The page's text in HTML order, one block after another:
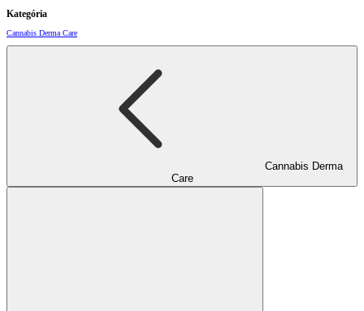
Kategória
Cannabis Derma Care
Cannabis Derma
Care